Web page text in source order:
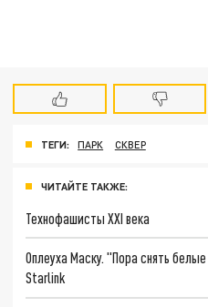
ТЕГИ: ПАРК СКВЕР
ЧИТАЙТЕ ТАКЖЕ:
Технофашисты XXI века
Оплеуха Маску. "Пора снять
Starlink